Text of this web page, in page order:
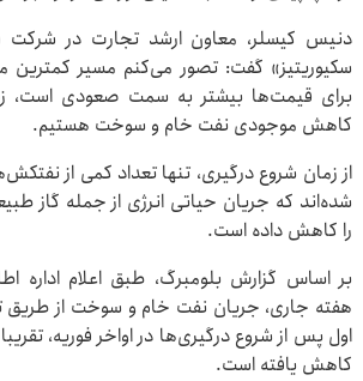
دنیس کیسلر، معاون ارشد تجارت در شرکت
سکیوریتیز» گفت: تصور می‌کنم مسیر کمترین
برای قیمت‌ها بیشتر به سمت صعودی است،
کاهش موجودی نفت خام و سوخت هستیم.
از زمان شروع درگیری، تنها تعداد کمی از
شده‌اند که جریان حیاتی انرژی از جمله گاز
را کاهش داده است.
بر اساس گزارش بلومبرگ، طبق اعلام اداره
هفته جاری، جریان نفت خام و سوخت از طریق
کاهش یافته است.